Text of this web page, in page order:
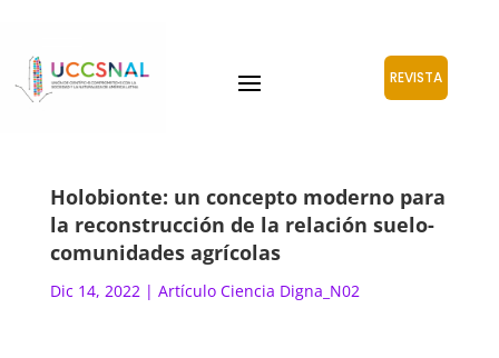
REVISTA
Holobionte: un concepto moderno para
la reconstrucción de la relación suelo-
comunidades agrícolas
Dic 14, 2022| Artículo Ciencia Digna_N02